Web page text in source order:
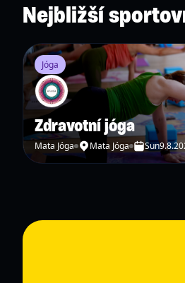
Nejbližší
Jóga
Zdravotní jóga
Mata Jóga Mata Jóga Sun